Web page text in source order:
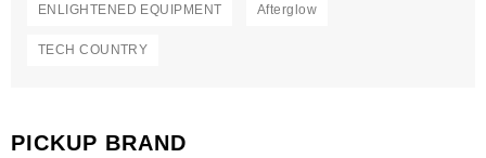
ENLIGHTENED EQUIPMENT Afterglow
TECH COUNTRY
PICKUP BRAND